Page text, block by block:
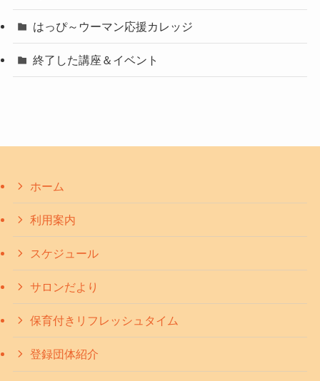
はっぴ～ウーマン応援カレッジ
終了した講座＆イベント
ホーム
利用案内
スケジュール
サロンだより
保育付きリフレッシュタイム
登録団体紹介